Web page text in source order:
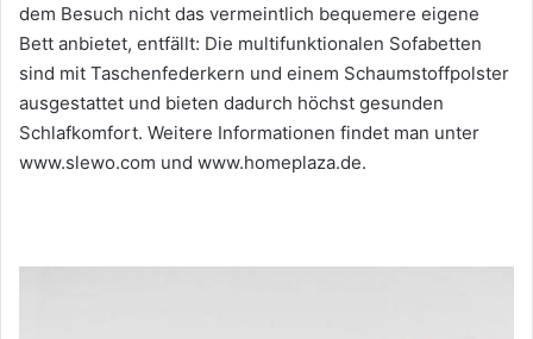
dem Besuch nicht das vermeintlich bequemere eigene
Bett anbietet, entfällt: Die multifunktionalen Sofabetten
sind mit Taschenfederkern und einem Schaumstoffpolster
ausgestattet und bieten dadurch höchst gesunden
Schlafkomfort. Weitere Informationen findet man unter
www.slewo.com und www.homeplaza.de.